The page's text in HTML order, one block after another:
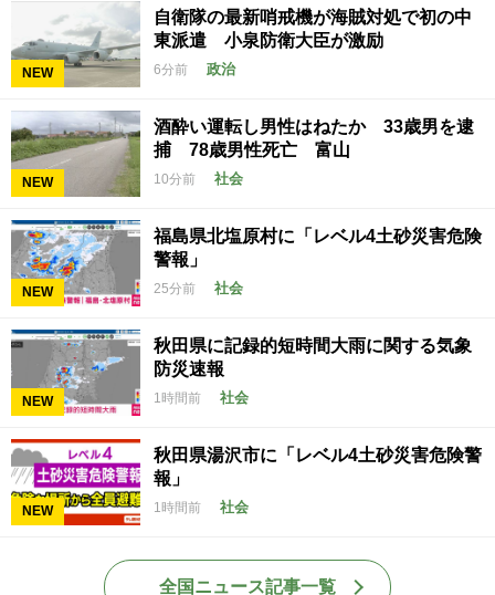
NEW
自衛隊の最新哨戒機が海賊対処で初の中
東派遣 小泉防衛大臣が激励
6分前 政治
NEW
酒酔い運転し男性はねたか 33歳男を逮
捕 78歳男性死亡 富山
10分前 社会
NEW
福島県北塩原村に「レベル4土砂災害危険
警報」
25分前 社会
NEW
秋田県に記録的短時間大雨に関する気象
防災速報
1時間前 社会
NEW
秋田県湯沢市に「レベル4土砂災害危険警
報」
1時間前 社会
全国ニュース記事一覧